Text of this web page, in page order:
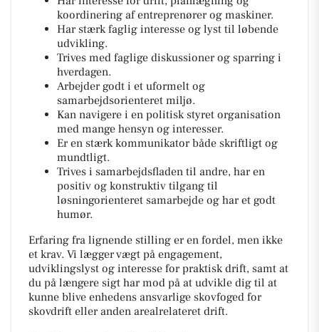
koordinering af entreprenører og maskiner.
Har stærk faglig interesse og lyst til løbende
udvikling.
Trives med faglige diskussioner og sparring i
hverdagen.
Arbejder godt i et uformelt og
samarbejdsorienteret miljø.
Kan navigere i en politisk styret organisation
med mange hensyn og interesser.
Er en stærk kommunikator både skriftligt og
mundtligt.
Trives i samarbejdsfladen til andre, har en
positiv og konstruktiv tilgang til
løsningorienteret samarbejde og har et godt
humør.
Erfaring fra lignende stilling er en fordel, men ikke
et krav. Vi lægger vægt på engagement,
udviklingslyst og interesse for praktisk drift, samt at
du på længere sigt har mod på at udvikle dig til at
kunne blive enhedens ansvarlige skovfoged for
skovdrift eller anden arealrelateret drift.